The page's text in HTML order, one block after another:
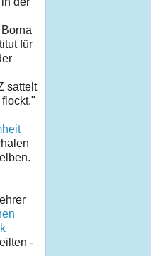
für
sattelt
-